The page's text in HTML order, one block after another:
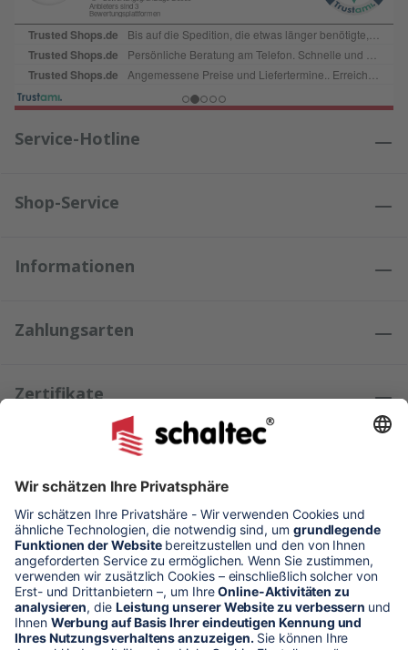
Service-Hotline
Shop-Service
Informationen
Zahlungsarten
Zertifikate
Kundenmeinungen